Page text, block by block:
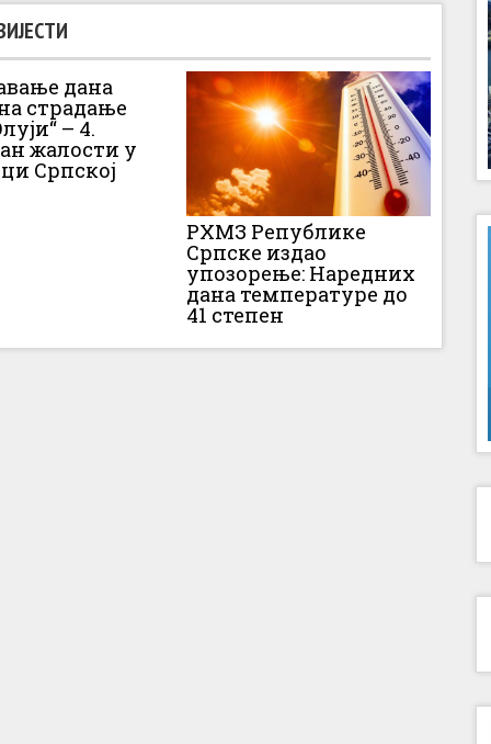
дана
страдање
– 4.
жалости у
Српској
РХМЗ Републике
Српске издао
упозорење: Наредних
дана температуре до
41 степен